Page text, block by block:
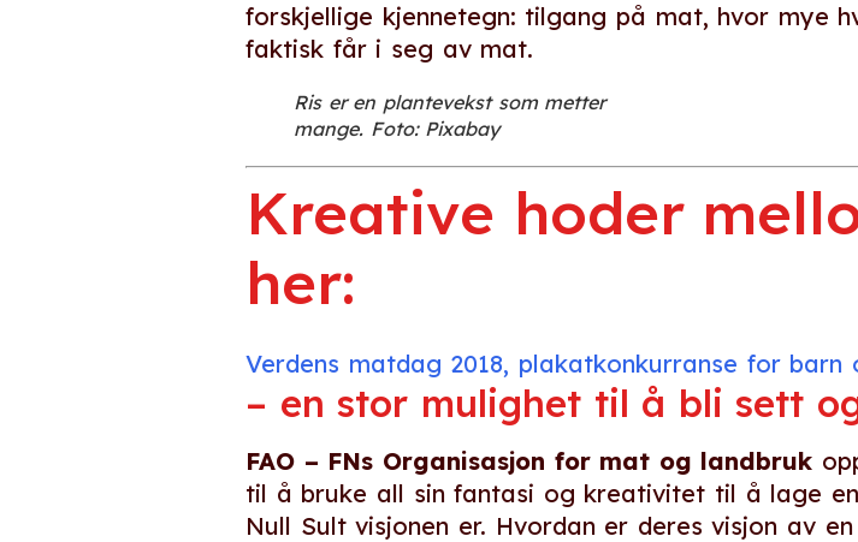
forskjellige kjennetegn: tilgang på mat, hvor mye
faktisk får i seg av mat.
Ris er en plantevekst som metter
mange. Foto: Pixabay
Kreative hoder
her:
Verdens matdag 2018, plakatkonkurranse for
– en stor mulighet til å bli sett
FAO – FNs Organisasjon for mat og landbruk
til å bruke all sin fantasi og kreativitet til å lage
Null Sult visjonen er. Hvordan er deres visjon av